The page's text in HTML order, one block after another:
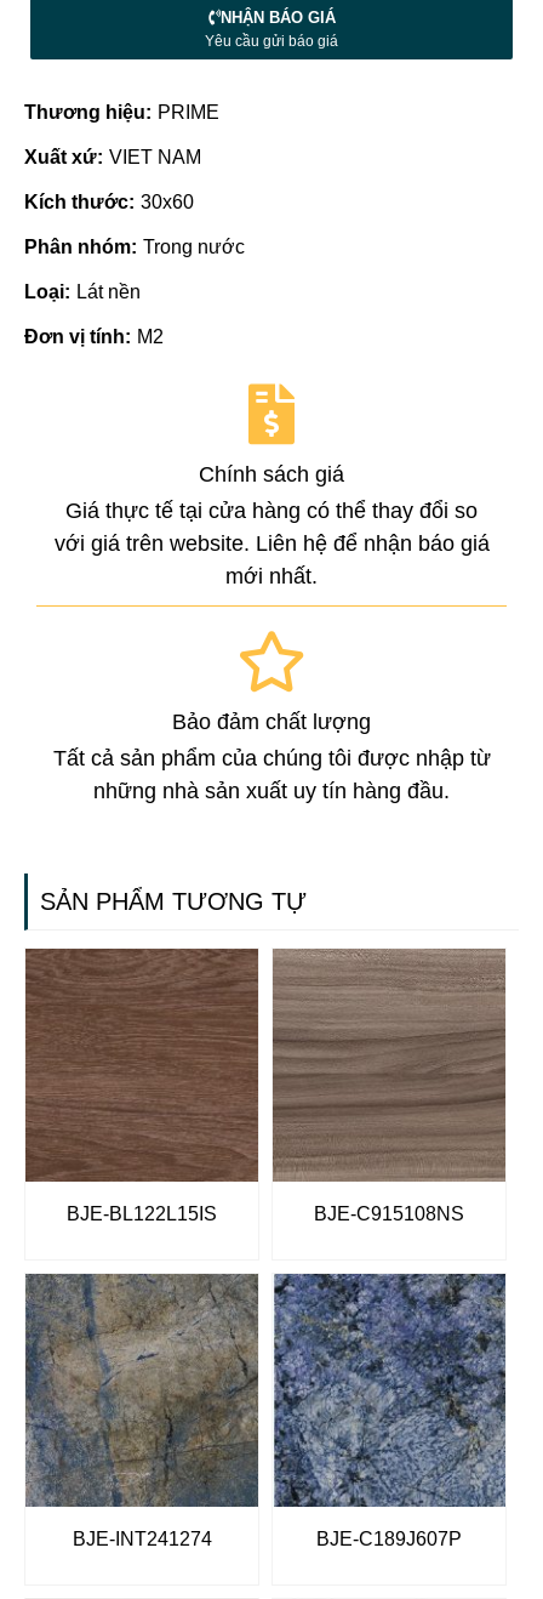
NHẬN BÁO GIÁ
Yêu cầu gửi báo giá
Thương hiệu: PRIME
Xuất xứ: VIET NAM
Kích thước: 30x60
Phân nhóm: Trong nước
Loại: Lát nền
Đơn vị tính: M2
Chính sách giá
Giá thực tế tại cửa hàng có thể thay đổi so
với giá trên website. Liên hệ để nhận báo giá
mới nhất.
Bảo đảm chất lượng
Tất cả sản phẩm của chúng tôi được nhập từ
những nhà sản xuất uy tín hàng đầu.
SẢN PHẨM TƯƠNG TỰ
BJE-BL122L15IS BJE-C915108NS
BJE-INT241274 BJE-C189J607P